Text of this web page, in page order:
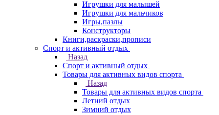
Игрушки для малышей
Игрушки для мальчиков
Игры,пазлы
Конструкторы
Книги,раскраски,прописи
Спорт и активный отдых
Назад
Спорт и активный отдых
Товары для активных видов спорта
Назад
Товары для активных видов спорта
Летний отдых
Зимний отдых